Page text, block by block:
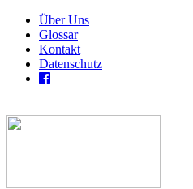
Über Uns
Glossar
Kontakt
Datenschutz